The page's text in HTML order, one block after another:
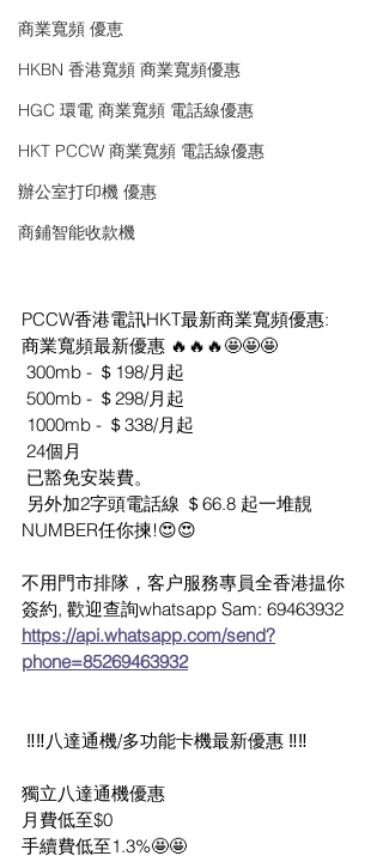
商業寬頻 優恵
HKBN 香港寬頻 商業寬頻優惠
HGC 環電 商業寬頻 電話線優惠
HKT PCCW 商業寬頻 電話線優惠
辦公室打印機 優惠
商鋪智能收款機
PCCW香港電訊HKT最新商業寬頻優惠:
商業寬頻最新優惠 🔥🔥🔥🤩🤩🤩
300mb - ＄198/月起
500mb - ＄298/月起
1000mb - ＄338/月起
24個月
已豁免安裝費。
另外加2字頭電話線 ＄66.8 起一堆靚
NUMBER任你揀!😍😍
不用門市排隊，客户服務專員全香港揾你
簽約, 歡迎查詢whatsapp Sam: 69463932
https://api.whatsapp.com/send?
phone=85269463932
‼️‼️八達通機/多功能卡機最新優惠 ‼️‼️
獨立八達通機優惠
月費低至$0
手續費低至1.3%🤩🤩